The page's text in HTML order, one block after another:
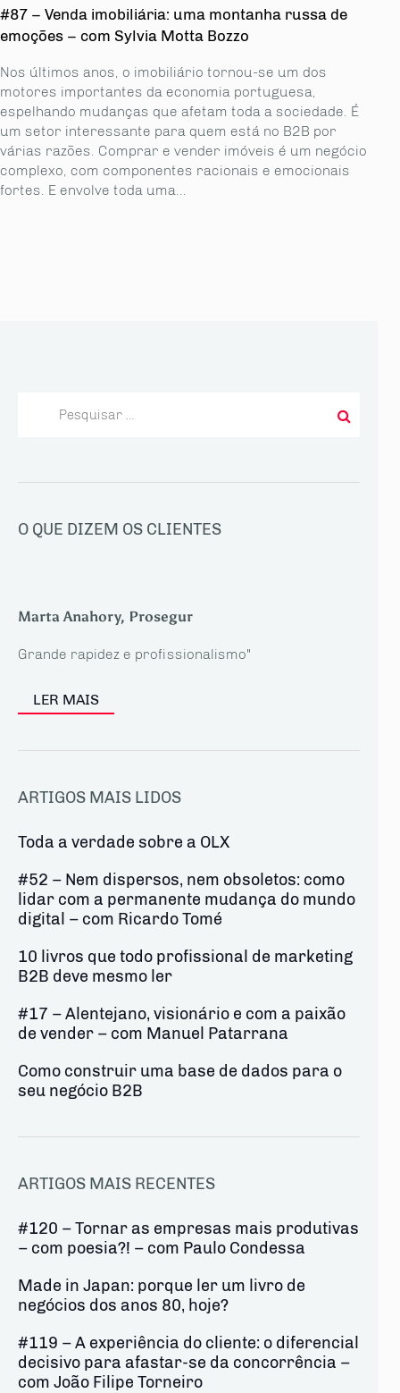
#87 – Venda imobiliária: uma montanha russa de
emoções – com Sylvia Motta Bozzo
Nos últimos anos, o imobiliário tornou-se um dos
motores importantes da economia portuguesa,
espelhando mudanças que afetam toda a sociedade. É
um setor interessante para quem está no B2B por
várias razões. Comprar e vender imóveis é um negócio
complexo, com componentes racionais e emocionais
fortes. E envolve toda uma...
O QUE DIZEM OS CLIENTES
Marta Anahory, Prosegur
Grande rapidez e profissionalismo"
LER MAIS
ARTIGOS MAIS LIDOS
Toda a verdade sobre a OLX
#52 – Nem dispersos, nem obsoletos: como
lidar com a permanente mudança do mundo
digital – com Ricardo Tomé
10 livros que todo profissional de marketing
B2B deve mesmo ler
#17 – Alentejano, visionário e com a paixão
de vender – com Manuel Patarrana
Como construir uma base de dados para o
seu negócio B2B
ARTIGOS MAIS RECENTES
#120 – Tornar as empresas mais produtivas
– com poesia?! – com Paulo Condessa
Made in Japan: porque ler um livro de
negócios dos anos 80, hoje?
#119 – A experiência do cliente: o diferencial
decisivo para afastar-se da concorrência –
com João Filipe Torneiro